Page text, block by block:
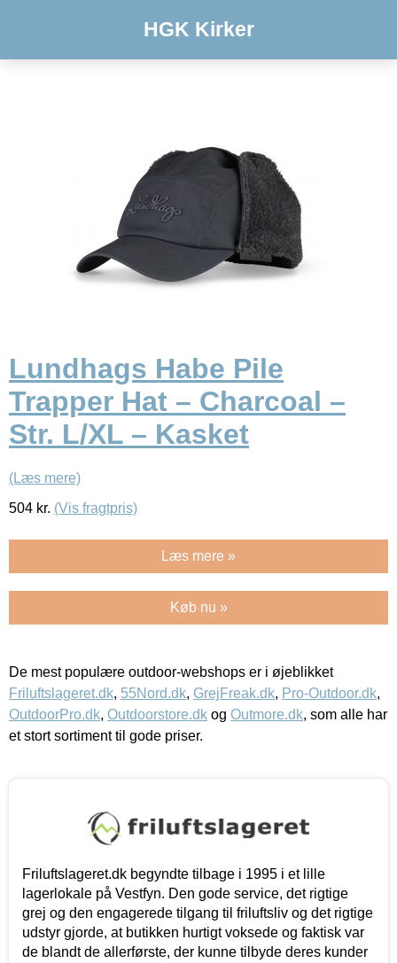
HGK Kirker
Lundhags Habe Pile
Trapper Hat – Charcoal –
Str. L/XL – Kasket
(Læs mere)
504 kr. (Vis fragtpris)
Læs mere »
Køb nu »
De mest populære outdoor-webshops er i øjeblikket
Friluftslageret.dk, 55Nord.dk, GrejFreak.dk, Pro-Outdoor.dk,
OutdoorPro.dk, Outdoorstore.dk og Outmore.dk, som alle har
et stort sortiment til gode priser.
Friluftslageret.dk begyndte tilbage i 1995 i et lille
lagerlokale på Vestfyn. Den gode service, det rigtige
grej og den engagerede tilgang til friluftsliv og det rigtige
udstyr gjorde, at butikken hurtigt voksede og faktisk var
de blandt de allerførste, der kunne tilbyde deres kunder